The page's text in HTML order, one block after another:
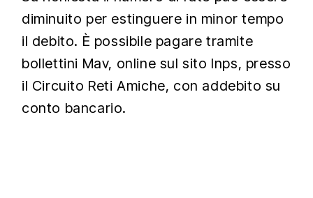
diminuito per estinguere in minor tempo
il debito. È possibile pagare tramite
bollettini Mav, online sul sito Inps, presso
il Circuito Reti Amiche, con addebito su
conto bancario.